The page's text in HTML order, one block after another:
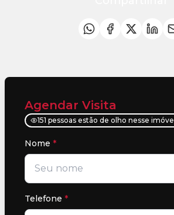
Agendar Visita
151 pessoas estão de olho nesse imóvel
Nome *
Telefone *